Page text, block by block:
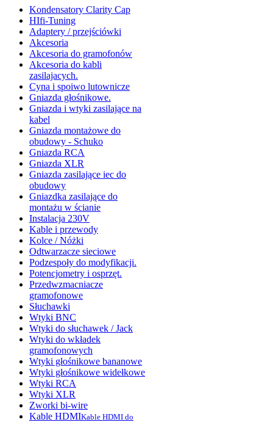
Kondensatory Clarity Cap
HIfi-Tuning
Adaptery / przejściówki
Akcesoria
Akcesoria do gramofonów
Akcesoria do kabli
zasilajacych.
Cyna i spoiwo lutownicze
Gniazda głośnikowe.
Gniazda i wtyki zasilające na
kabel
Gniazda montażowe do
obudowy - Schuko
Gniazda RCA
Gniazda XLR
Gniazda zasilające iec do
obudowy
Gniazdka zasilające do
montażu w ścianie
Instalacja 230V
Kable i przewody
Kolce / Nóżki
Odtwarzacze sieciowe
Podzespoły do modyfikacji.
Potencjometry i osprzęt.
Przedwzmacniacze
gramofonowe
Słuchawki
Wtyki BNC
Wtyki do słuchawek / Jack
Wtyki do wkładek
gramofonowych
Wtyki głośnikowe bananowe
Wtyki głośnikowe widełkowe
Wtyki RCA
Wtyki XLR
Zworki bi-wire
Kable HDMIKable HDMI do